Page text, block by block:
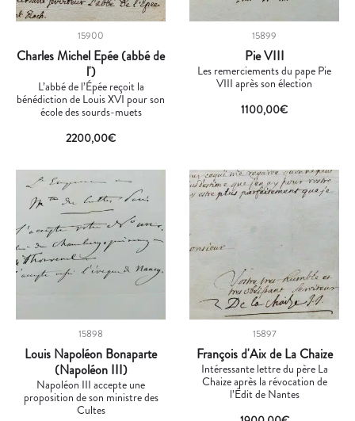
15900
Charles Michel Epée (abbé de
l')
L’abbé de l’Épée reçoit la
bénédiction de Louis XVI pour son
école des sourds-muets
2200,00€
15899
Pie VIII
Les remerciements du pape Pie
VIII après son élection
1100,00€
15898
Louis Napoléon Bonaparte
(Napoléon III)
Napoléon III accepte une
proposition de son ministre des
Cultes
15897
François d'Aix de La Chaize
Intéressante lettre du père La
Chaize après la révocation de
l’Édit de Nantes